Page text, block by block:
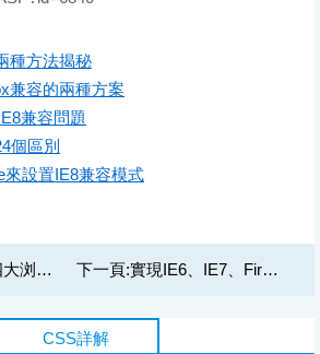
種方法揭秘
兼容的兩種方案
兼容問題
個區別
設置IE8兼容模式
發展 下一頁:實現IE6、IE7、Firefox兼容的兩種方案
CSS詳解